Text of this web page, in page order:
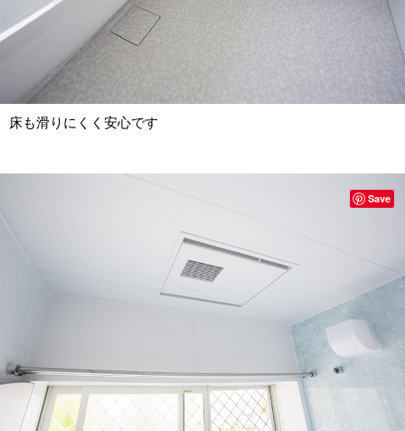
床も滑りにくく安心です
Save